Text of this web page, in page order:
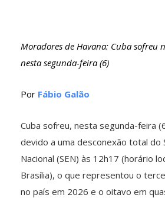
Moradores de Havana: Cuba sofreu
nesta segunda-feira (6)
Por Fábio Galão
Cuba sofreu, nesta segunda-feira
devido a uma desconexão total do
Nacional (SEN) às 12h17 (horário
Brasília), o que representou o
no país em 2026 e o oitavo em